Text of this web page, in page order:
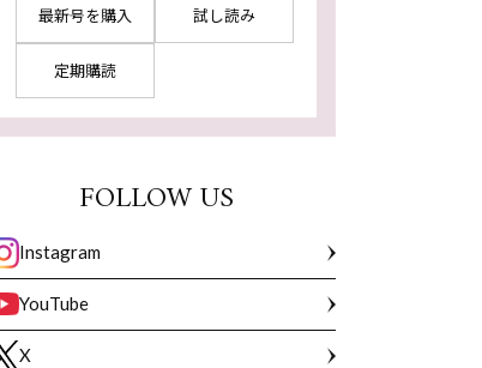
最新号を購入 試し読み
定期購読
FOLLOW US
Instagram
YouTube
X